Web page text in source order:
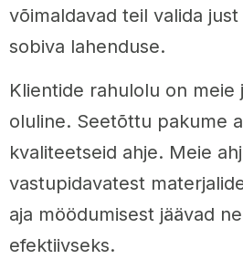
võimaldavad teil valida
sobiva lahenduse.
Klientide rahulolu on meie
oluline. Seetõttu pakume
kvaliteetseid ahje. Meie
vastupidavatest
aja möödumisest jäävad
efektiivseks.